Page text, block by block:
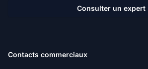
Consulter un expert
Contacts commerciaux